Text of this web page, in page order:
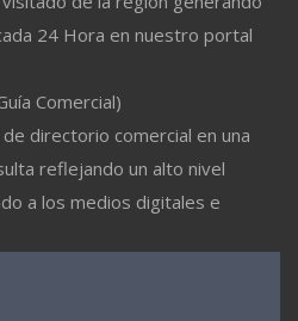
24 Hora en nuestro portal
Comercial)
directorio comercial en una
reflejando un alto nivel
a los medios digitales e